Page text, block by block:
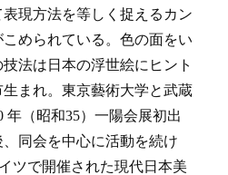
現方法を等しく捉えるカン
められている。色の面をい
法は日本の浮世絵にヒント
まれ。東京藝術大学と武蔵
年（昭和35）一陽会展初出
同会を中心に活動を続け
ツで開催された現代日本美